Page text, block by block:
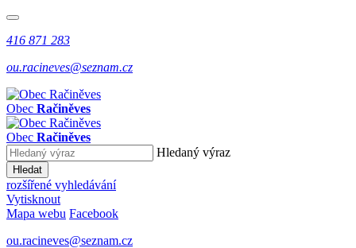
416 871 283
ou.racineves@seznam.cz
Obec Račiněves
Obec Račiněves
Hledaný výraz
Hledat
rozšířené vyhledávání
Vytisknout
Mapa webu Facebook
ou.racineves@seznam.cz